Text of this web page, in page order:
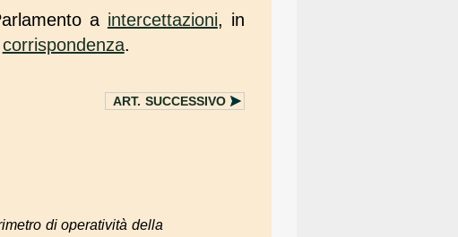
a intercettazioni, in
corrispondenza.
ART. SUCCESSIVO
di operatività della